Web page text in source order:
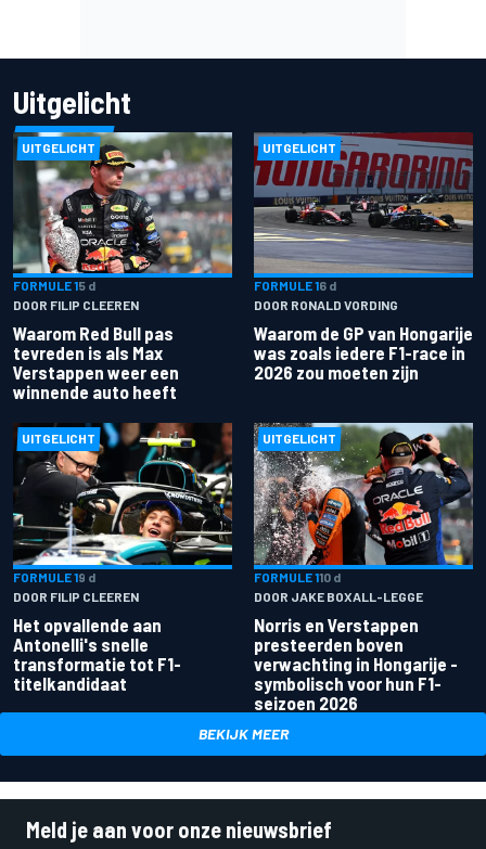
Uitgelicht
UITGELICHT
FORMULE 15 d
DOOR FILIP CLEEREN
Waarom Red Bull pas
tevreden is als Max
Verstappen weer een
winnende auto heeft
UITGELICHT
FORMULE 16 d
DOOR RONALD VORDING
Waarom de GP van Hongarije
was zoals iedere F1-race in
2026 zou moeten zijn
UITGELICHT
FORMULE 19 d
DOOR FILIP CLEEREN
Het opvallende aan
Antonelli's snelle
transformatie tot F1-
titelkandidaat
UITGELICHT
FORMULE 110 d
DOOR JAKE BOXALL-LEGGE
Norris en Verstappen
presteerden boven
verwachting in Hongarije -
symbolisch voor hun F1-
seizoen 2026
BEKIJK MEER
Meld je aan voor onze nieuwsbrief